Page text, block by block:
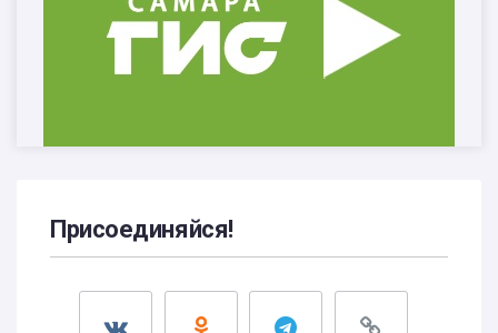
Присоединяйся!